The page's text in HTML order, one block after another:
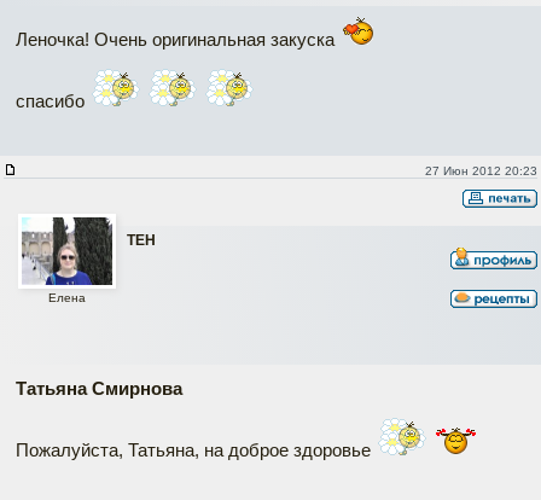
Леночка! Очень оригинальная закуска
спасибо
27 Июн 2012 20:23
ТЕН
Елена
Татьяна Смирнова
Пожалуйста, Татьяна, на доброе здоровье